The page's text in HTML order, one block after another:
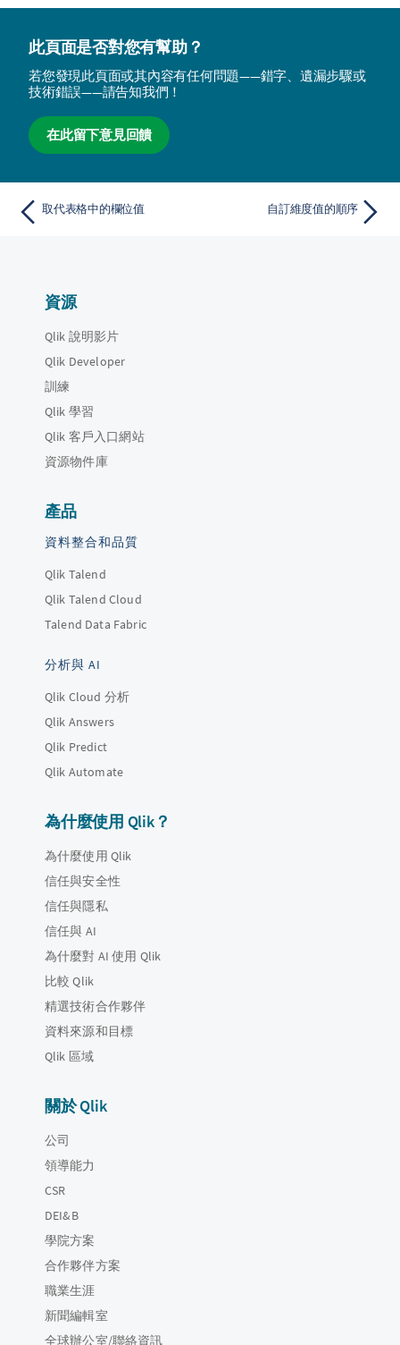
此頁面是否對您有幫助？
若您發現此頁面或其內容有任何問題——錯字、遺漏步驟或
技術錯誤——請告知我們！
在此留下意見回饋
取代表格中的欄位值 自訂維度值的順序
資源
Qlik 說明影片
Qlik Developer
訓練
Qlik 學習
Qlik 客戶入口網站
資源物件庫
產品
資料整合和品質
Qlik Talend
Qlik Talend Cloud
Talend Data Fabric
分析與 AI
Qlik Cloud 分析
Qlik Answers
Qlik Predict
Qlik Automate
為什麼使用 Qlik？
為什麼使用 Qlik
信任與安全性
信任與隱私
信任與 AI
為什麼對 AI 使用 Qlik
比較 Qlik
精選技術合作夥伴
資料來源和目標
Qlik 區域
關於 Qlik
公司
領導能力
CSR
DEI&B
學院方案
合作夥伴方案
職業生涯
新聞編輯室
全球辦公室/聯絡資訊